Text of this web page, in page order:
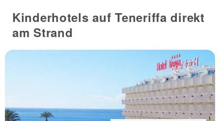
Kinderhotels auf Teneriffa direkt
am Strand